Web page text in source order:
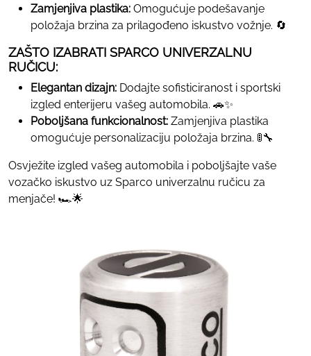
Zamjenjiva plastika: Omogućuje podešavanje
položaja brzina za prilagođeno iskustvo vožnje. 🔄
ZAŠTO IZABRATI SPARCO UNIVERZALNU
RUČICU:
Elegantan dizajn: Dodajte sofisticiranost i sportski
izgled enterijeru vašeg automobila. 🚗✨
Poboljšana funkcionalnost: Zamjenjiva plastika
omogućuje personalizaciju položaja brzina. 🚦🔧
Osvježite izgled vašeg automobila i poboljšajte vaše
vozačko iskustvo uz Sparco univerzalnu ručicu za
menjače! 🏎️🌟